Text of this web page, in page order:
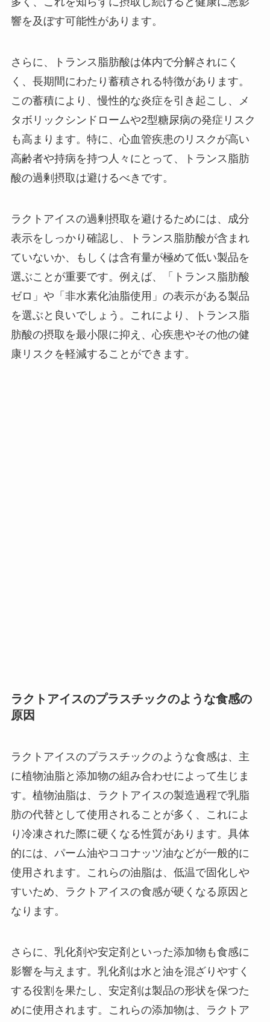
響を及ぼす可能性があります。
さらに、トランス脂肪酸は体内で分解されにく
く、長期間にわたり蓄積される特徴があります。
この蓄積により、慢性的な炎症を引き起こし、メ
タボリックシンドロームや2型糖尿病の発症リスク
も高まります。特に、心血管疾患のリスクが高い
高齢者や持病を持つ人々にとって、トランス脂肪
酸の過剰摂取は避けるべきです。
ラクトアイスの過剰摂取を避けるためには、成分
表示をしっかり確認し、トランス脂肪酸が含まれ
ていないか、もしくは含有量が極めて低い製品を
選ぶことが重要です。例えば、「トランス脂肪酸
ゼロ」や「非水素化油脂使用」の表示がある製品
を選ぶと良いでしょう。これにより、トランス脂
肪酸の摂取を最小限に抑え、心疾患やその他の健
康リスクを軽減することができます。
ラクトアイスのプラスチックのような食感の
原因
ラクトアイスのプラスチックのような食感は、主
に植物油脂と添加物の組み合わせによって生じま
す。植物油脂は、ラクトアイスの製造過程で乳脂
肪の代替として使用されることが多く、これによ
り冷凍された際に硬くなる性質があります。具体
的には、パーム油やココナッツ油などが一般的に
使用されます。これらの油脂は、低温で固化しや
すいため、ラクトアイスの食感が硬くなる原因と
なります。
さらに、乳化剤や安定剤といった添加物も食感に
影響を与えます。乳化剤は水と油を混ざりやすく
する役割を果たし、安定剤は製品の形状を保つた
めに使用されます。これらの添加物は、ラクトア